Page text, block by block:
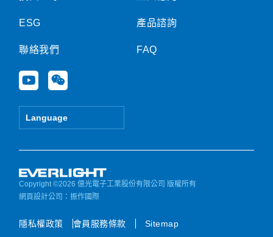
ESG
聯絡我們
Y
o
u
e
W
e
i
Language
產品諮詢
FAQ
Copyright ©2026 億光電子工業股份有限公司 版權所有
網頁設計公司 ：振作國際
隱私權政策 會員服務條款 Sitemap